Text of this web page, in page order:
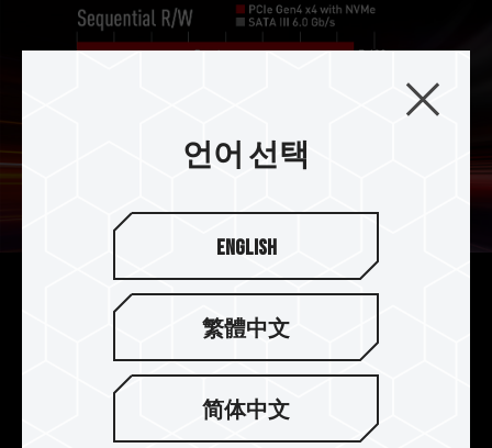
한계를 뛰어넘는 플래그십 SSD
플래그쉽 CARDEA A440 PRO PCIe4.0 SSD는 최
신 PCIe Gen4x4 메커니즘을 사용하여 한계를 뛰어
넘어 놀라운 7,400/7,000MB/s
속도를 제공합니다. 일반적인 SATA SSD보다 15배
언어 선택
English
繁體中文
简体中文